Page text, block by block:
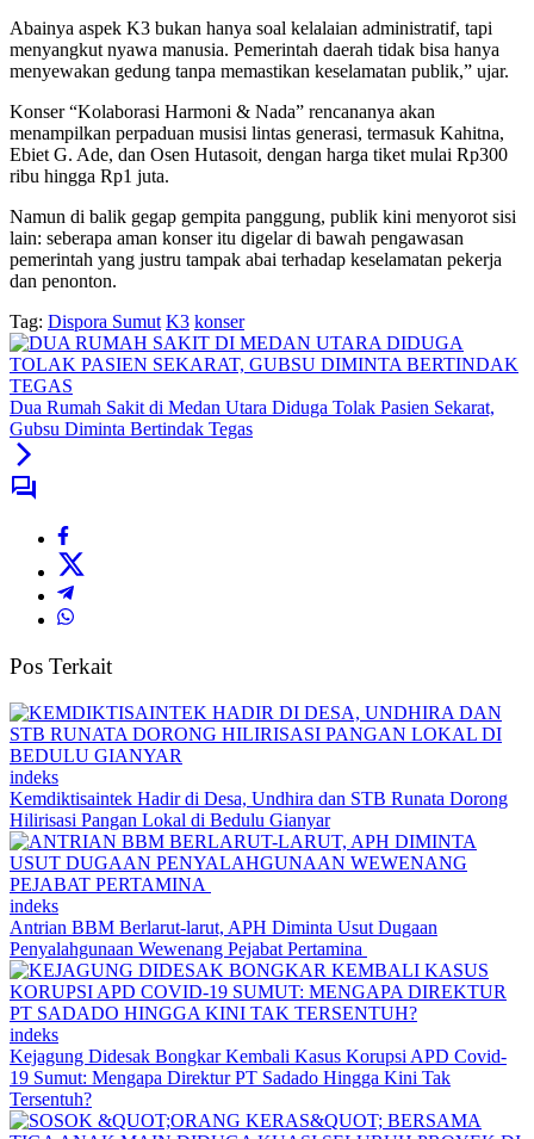
Abainya aspek K3 bukan hanya soal kelalaian administratif, tapi
menyangkut nyawa manusia. Pemerintah daerah tidak bisa hanya
menyewakan gedung tanpa memastikan keselamatan publik,” ujar.
Konser “Kolaborasi Harmoni & Nada” rencananya akan
menampilkan perpaduan musisi lintas generasi, termasuk Kahitna,
Ebiet G. Ade, dan Osen Hutasoit, dengan harga tiket mulai Rp300
ribu hingga Rp1 juta.
Namun di balik gegap gempita panggung, publik kini menyorot sisi
lain: seberapa aman konser itu digelar di bawah pengawasan
pemerintah yang justru tampak abai terhadap keselamatan pekerja
dan penonton.
Tag: Dispora Sumut K3 konser
Dua Rumah Sakit di Medan Utara Diduga Tolak Pasien Sekarat,
Gubsu Diminta Bertindak Tegas
Pos Terkait
indeks
Kemdiktisaintek Hadir di Desa, Undhira dan STB Runata Dorong
Hilirisasi Pangan Lokal di Bedulu Gianyar
indeks
Antrian BBM Berlarut-larut, APH Diminta Usut Dugaan
Penyalahgunaan Wewenang Pejabat Pertamina
indeks
Kejagung Didesak Bongkar Kembali Kasus Korupsi APD Covid-
19 Sumut: Mengapa Direktur PT Sadado Hingga Kini Tak
Tersentuh?